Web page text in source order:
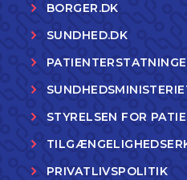
BORGER.DK
SUNDHED.DK
STYRELSEN FOR
PRIVATLIVSPOLITIK